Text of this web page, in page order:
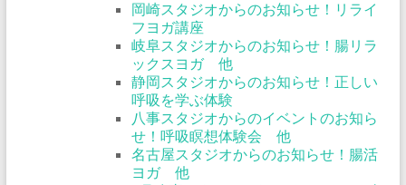
岡崎スタジオからのお知らせ！リライ
フヨガ講座
岐阜スタジオからのお知らせ！腸リラ
ックスヨガ 他
静岡スタジオからのお知らせ！正しい
呼吸を学ぶ体験
八事スタジオからのイベントのお知ら
せ！呼吸瞑想体験会 他
名古屋スタジオからのお知らせ！腸活
ヨガ 他